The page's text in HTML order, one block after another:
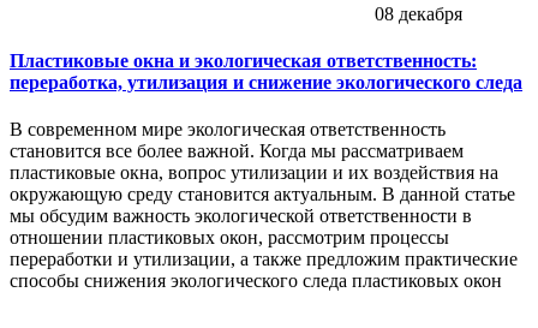
08 декабря
Пластиковые окна и экологическая ответственность:
переработка, утилизация и снижение экологического следа
В современном мире экологическая ответственность
становится все более важной. Когда мы рассматриваем
пластиковые окна, вопрос утилизации и их воздействия на
окружающую среду становится актуальным. В данной статье
мы обсудим важность экологической ответственности в
отношении пластиковых окон, рассмотрим процессы
переработки и утилизации, а также предложим практические
способы снижения экологического следа пластиковых окон